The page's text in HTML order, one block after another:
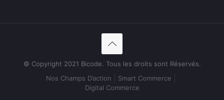
© Copyright 2021 Bicode. Tous les droits sont Réservés.
Nos Champs D’action
Smart Commerce
Digital Commerce